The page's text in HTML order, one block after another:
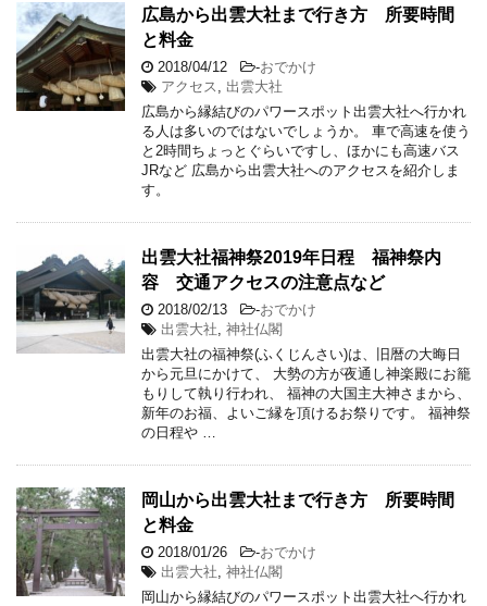
広島から出雲大社まで行き方 所要時間
と料金
2018/04/12 -おでかけ
アクセス
出雲大社
広島から縁結びのパワースポット出雲大社へ行かれ
る人は多いのではないでしょうか。 車で高速を使う
と2時間ちょっとぐらいですし、ほかにも高速バス
JRなど 広島から出雲大社へのアクセスを紹介しま
す。
出雲大社福神祭2019年日程 福神祭内
容 交通アクセスの注意点など
2018/02/13 -おでかけ
出雲大社 神社仏閣
出雲大社の福神祭(ふくじんさい)は、旧暦の大晦日
から元旦にかけて、 大勢の方が夜通し神楽殿にお籠
もりして執り行われ、 福神の大国主大神さまから、
新年のお福、よいご縁を頂けるお祭りです。 福神祭
の日程や …
岡山から出雲大社まで行き方 所要時間
と料金
2018/01/26 -おでかけ
出雲大社 神社仏閣
岡山から縁結びのパワースポット出雲大社へ行かれ